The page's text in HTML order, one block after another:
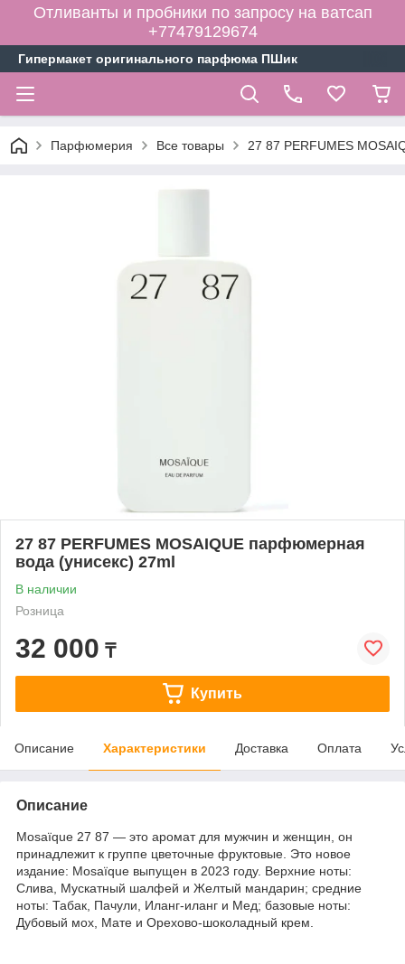
Отливанты и пробники по запросу на ватсап
+77479129674
Гипермакет оригинального парфюма ПШик
Парфюмерия Все товары 27 87 PERFUMES
27 87 PERFUMES MOSAIQUE парфюмерная
вода (унисекс) 27ml
В наличии
Розница
32 000 ₸
Купить
Описание Характеристики Доставка Оплата
Описание
Mosaïque 27 87 — это аромат для мужчин и женщин, он
принадлежит к группе цветочные фруктовые. Это новое
издание: Mosaïque выпущен в 2023 году. Верхние ноты:
Слива, Мускатный шалфей и Желтый мандарин; средние
ноты: Табак, Пачули, Иланг-иланг и Мед; базовые ноты:
Дубовый мох, Мате и Орехово-шоколадный крем.